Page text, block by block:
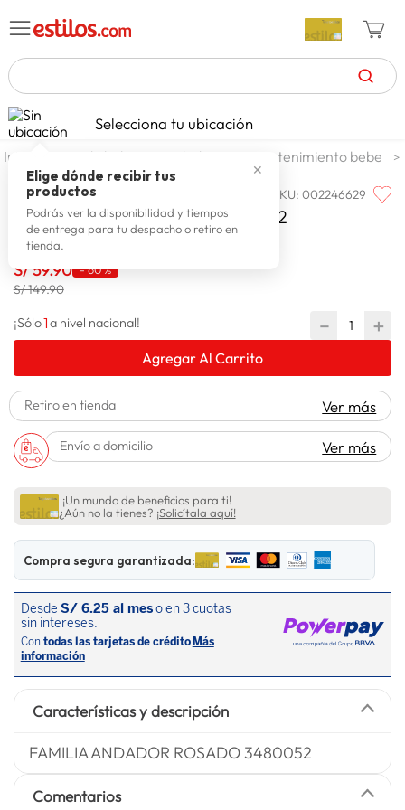
TÉRMINOS MÁS BUSCADOS
1. celulares
2. zapatillas mujer
3. zapatillas hombre
4. moda
5 . zapatillas
tv
7. laptop
9. cocina
10. lavadora
Selecciona tu ubicación
✕
Elige dónde recibir tus
productos
Podrás ver la disponibilidad y tiempos
de entrega para tu despacho o retiro en
tienda.
mundo bebe andadores y entretenimiento bebe
FAMILIA SKU:002246629
Familia Andador Rosado 3480052
S/ 59.90 -60 %
S/ 149.90
¡Sólo1a nivel nacional! ＋
－
Agregar Al Carrito
Retiro en tienda Ver más
Envío a domicilio Ver más
¡Un mundo de beneficios para ti!
¿Aún no la tienes? ¡Solicítala aquí!
Compra segura garantizada:
Características y descripción
FAMILIA ANDADOR ROSADO 3480052
Comentarios